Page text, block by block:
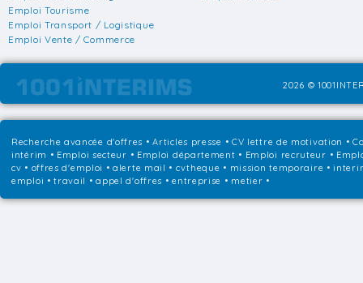
Emploi Tourisme
Emploi Transport / Logistique
Emploi Vente / Commerce
2026 ©
Recherche avancée d'offres •Articles presse • CV lettre de motivation •
intérim • Emploi secteur • Emploi département • Emploi recruteur •
cv • offres d'emploi • alerte mail • cvtheque • mission temporaire •
emploi • travail • appel d'offres • entreprise • metier •